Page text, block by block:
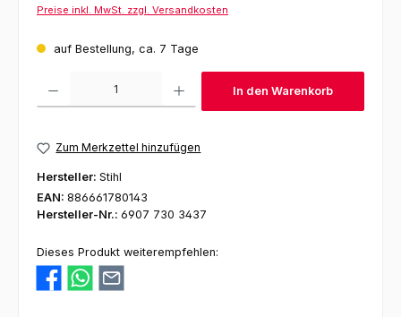
Preise inkl. MwSt. zzgl. Versandkosten
auf Bestellung, ca. 7 Tage
In den Warenkorb
Zum Merkzettel hinzufügen
Hersteller: Stihl
EAN: 886661780143
Hersteller-Nr.: 6907 730 3437
Dieses Produkt weiterempfehlen: